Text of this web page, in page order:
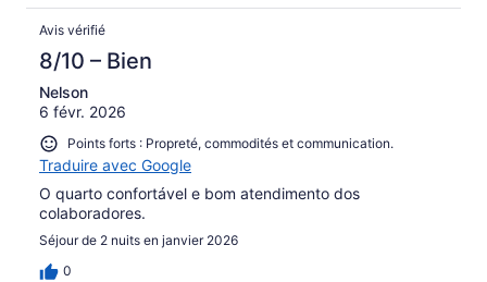
Avis vérifié
8/10 – Bien
Nelson
6 févr. 2026
Points forts : Propreté, commodités et communication.
Traduire avec Google
O quarto confortável e bom atendimento dos
colaboradores.
Séjour de 2 nuits en janvier 2026
0